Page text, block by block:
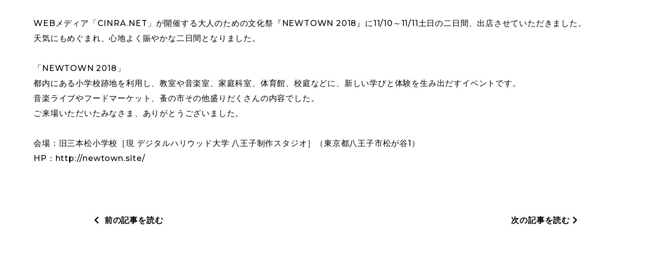
WEBメディア「CINRA.NET」が開催する大人のための文化祭『NEWTOWN 2018』に11/10～11/11土日の二日間、出店させていただきました。
天気にもめぐまれ、心地よく賑やかな二日間となりました。
「NEWTOWN 2018」
都内にある小学校跡地を利用し、教室や音楽室、家庭科室、体育館、校庭などに、新しい学びと体験を生み出だすイベントです。
音楽ライブやフードマーケット、蚤の市その他盛りだくさんの内容でした。
ご来場いただいたみなさま、ありがとうございました。
会場：旧三本松小学校［現 デジタルハリウッド大学 八王子制作スタジオ］（東京都八王子市松が谷1）
HP：http://newtown.site/
前の記事を読む 次の記事を読む